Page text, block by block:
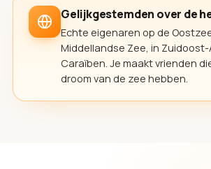
Gelijkgestemden over de
Echte eigenaren op de
Middellandse Zee, in Zuidoost-
Caraïben. Je maakt vrienden
droom van de zee hebben.